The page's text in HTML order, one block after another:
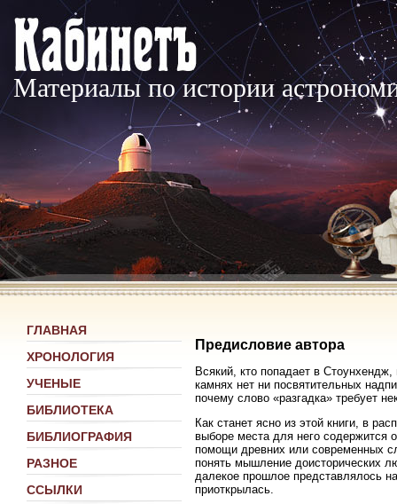
Материалы по истории
ГЛАВНАЯ
ХРОНОЛОГИЯ
УЧЕНЫЕ
БИБЛИОТЕКА
БИБЛИОГРАФИЯ
РАЗНОЕ
ССЫЛКИ
Предисловие автора
Всякий, кто попадает в
камнях нет ни посвятительных
почему слово «разгадка» требует
Как станет ясно из этой книги, в
выборе места для него содержится
помощи древних или современных
понять мышление доисторических
далекое прошлое представлялось
приоткрылась.